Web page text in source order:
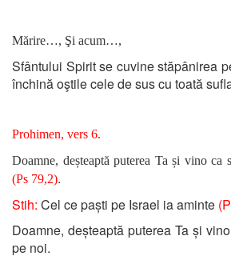
Mărire…, Şi acum…,
Sfântului Spirit se cuvine stăpânirea
închină oştile cele de sus cu toată
Prohimen, vers 6.
Doamne, deșteaptă puterea Ta și vino ca
(Ps 79,2).
Stih: Cel ce paști pe Israel ia aminte
Doamne, deșteaptă puterea Ta și
pe noi.